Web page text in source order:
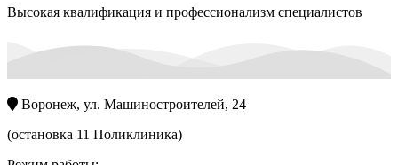
Высокая квалификация и профессионализм специалистов
Воронеж, ул. Машиностроителей, 24
(остановка 11 Поликлиника)